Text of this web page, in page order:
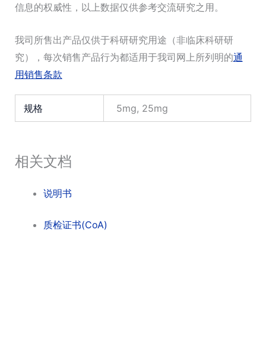
信息的权威性，以上数据仅供参考交流研究之用。
我司所售出产品仅供于科研研究用途（非临床科研研
究），每次销售产品行为都适用于我司网上所列明的通
用销售条款
规格 5mg, 25mg
相关文档
说明书
质检证书(CoA)